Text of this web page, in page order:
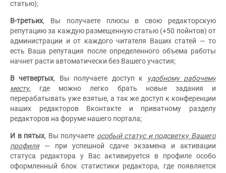
статью);
В-третьих, Вы получаете плюсы в свою редакторскую
репутацию за каждую размещенную статью (+50 пойнтов) от
администрации и от каждого читателя Ваших статей — то
есть Ваша репутация после определенного объема работы
начнет расти автоматически без Вашего участия;
В четвертых, Вы получаете доступ к
удобному рабочему
месту, где можно легко брать новые задания и
перерабатывать уже взятые, а так же доступ к конференции
наших редакторов Вконтакте и приватному разделу
редакторов на форуме нашего портала;
И в пятых, Вы получаете особый статус и подсветку Вашего
профиля— при успешной сдаче экзамена и активации
статуса редактора у Вас активируется в профиле особо
оформленный блок статистики редактора, где появляется